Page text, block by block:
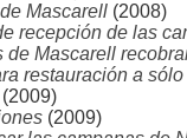
Mascarell (2008)
recepción de las
de Mascarell
restauración a
(2009)
(2009)